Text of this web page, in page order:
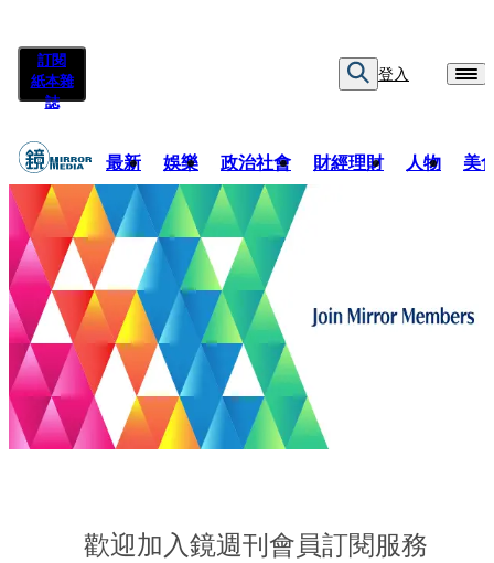
訂閱
紙本雜
誌
登入
最新 娛樂 政治社會 財經理財 人物 美
歡迎加入鏡週刊會員訂閱服務